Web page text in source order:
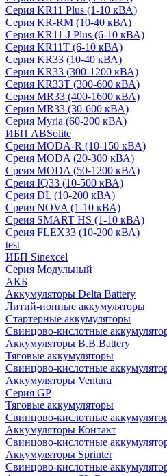
Серия KR11 Plus (1-10 кВА)
Серия KR-RM (10-40 кВА)
Серия KR11-J Plus (6-10 кВА)
Серия KR11T (6-10 кВА)
Серия KR33 (10-40 кВА)
Серия KR33 (300-1200 кВА)
Серия KR33T (300-600 кВА)
Серия MR33 (400-1600 кВА)
Серия MR33 (30-600 кВА)
Серия Myria (60-200 кВА)
ИБП ABSolite
Среия MODA-R (10-150 кВА)
Среия MODA (20-300 кВА)
Среия MODA (50-1200 кВА)
Среия IQ33 (10-500 кВА)
Среия DL (10-200 кВА)
Среия NOVA (1-10 кВА)
Среия SMART HS (1-10 кВА)
Среия FLEX33 (10-200 кВА)
test
ИБП Sinexcel
Серия Модульный
АКБ
Аккумуляторы Delta Battery
Литий-ионные аккумуляторы
Стартерные аккумуляторы
Свинцово-кислотные
Аккумуляторы B.B.Battery
Тяговые аккумуляторы
Свинцово-кислотные
Аккумуляторы Ventura
Серия GP
Тяговые аккумуляторы
Свинцово-кислотные
Аккумуляторы Контакт
Свинцово-кислотные
Аккумуляторы Sprinter
Свинцово-кислотные